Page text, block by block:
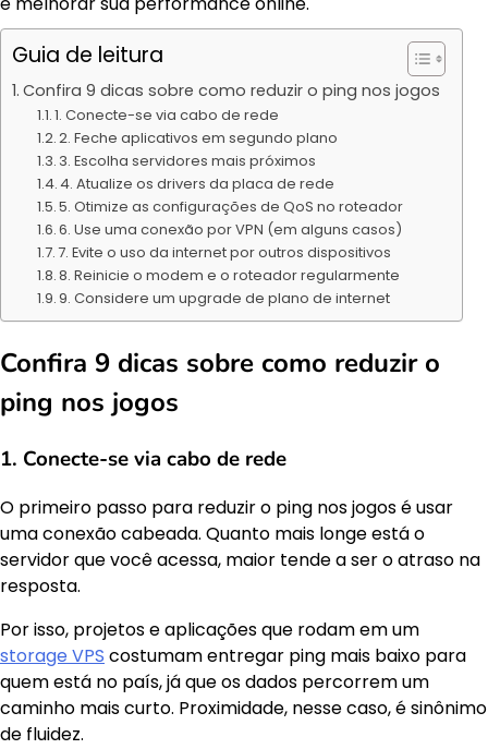
Guia de leitura
Confira 9 dicas sobre como reduzir o ping nos jogos
1. Conecte-se via cabo de rede
2. Feche aplicativos em segundo plano
3. Escolha servidores mais próximos
4. Atualize os drivers da placa de rede
5. Otimize as configurações de QoS no roteador
6. Use uma conexão por VPN (em alguns casos)
7. Evite o uso da internet por outros dispositivos
8. Reinicie o modem e o roteador regularmente
9. Considere um upgrade de plano de internet
Confira 9 dicas sobre como reduzir o
ping nos jogos
1. Conecte-se via cabo de rede
O primeiro passo para reduzir o ping nos jogos é usar
uma conexão cabeada. Quanto mais longe está o
servidor que você acessa, maior tende a ser o atraso na
resposta.
Por isso, projetos e aplicações que rodam em um
storage VPS costumam entregar ping mais baixo para
quem está no país, já que os dados percorrem um
caminho mais curto. Proximidade, nesse caso, é sinônimo
de fluidez.